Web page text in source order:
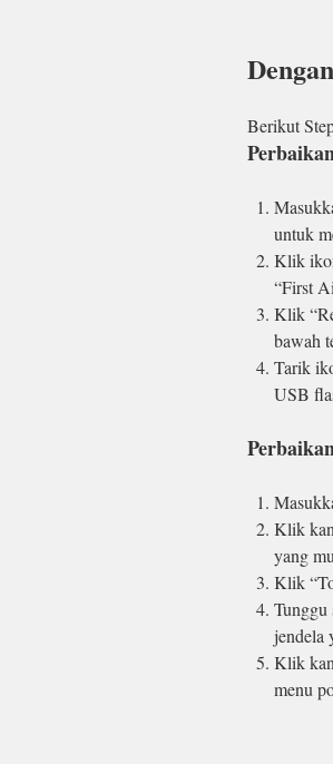
Berikut
untuk
Klik
“First
Klik
bawah
Tarik
USB
Klik
yang
Klik
Tunggu
jendela
Klik
menu